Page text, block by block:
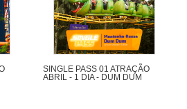
SINGLE PASS 01 ATRAÇÃO
ABRIL - 1 DIA - DUM DUM